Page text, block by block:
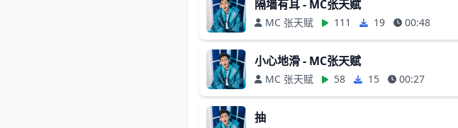
隔墙有耳 - MC张天赋
MC 张天赋 111 19 00:48
小心地滑 - MC张天赋
MC 张天赋 58 15 00:27
抽